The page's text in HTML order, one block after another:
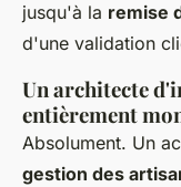
jusqu'à la remise
d'une validation
Un architecte
entièrement
Absolument. Un
gestion des